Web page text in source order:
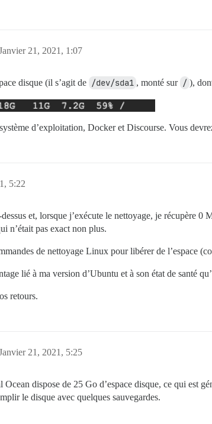
21, 2021, 1:07
disque (il s’agit de /dev/sda1 , monté sur / ),
d’exploitation, Docker et Discourse. Vous
5:22
et, lorsque j’exécute le nettoyage, je récupère
n’était pas exact non plus.
de nettoyage Linux pour libérer de l’espace
lié à ma version d’Ubuntu et à son état de santé
retours.
21, 2021, 5:25
dispose de 25 Go d’espace disque, ce qui est
le disque avec quelques sauvegardes.